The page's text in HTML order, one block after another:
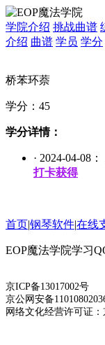
学院介绍 挑战曲谱
介绍 曲谱 学员 学分
桥苯环萘
学分： 45
学分详情：
· 2024-04-08
打卡获得
首页|钢琴软件|在线
EOP魔法学院学习
京ICP备13017002号
京公网安备
网络文化经营许可证：